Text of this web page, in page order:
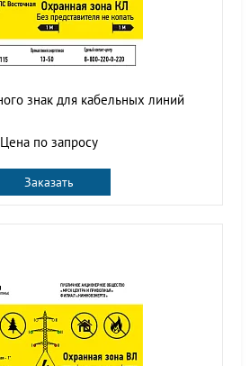
знак для кабельных линий
Цена по запросу
Заказать